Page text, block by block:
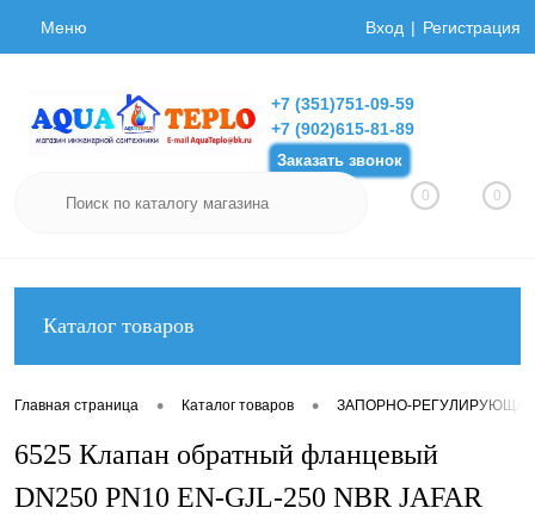
Меню Вход Регистрация
+7 (351)751-09-59
+7 (902)615-81-89
Заказать звонок
0 0
Каталог товаров
Главная страница • Каталог товаров • ЗАПОРНО-
6525 Клапан обратный фланцевый
DN250 PN10 EN-GJL-250 NBR JAFAR